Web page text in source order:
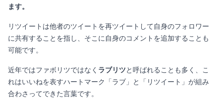
ます。
リツイートは他者のツイートを再ツイートして自身のフォロワー
に共有することを指し、そこに自身のコメントを追加することも
可能です。
近年ではファボリツではなく ラブリツと呼ばれることも多く、こ
れはいいねを表すハートマーク「ラブ」と「リツイート」が組み
合わさってできた言葉です。